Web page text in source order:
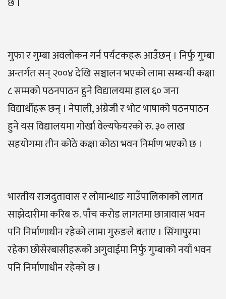
गुफा र गुम्बा अवलोकन गर्न पर्यटकहरू आउँछन् । निर्फु गुम्बा
अन्तर्गत सन् २००४ देखि सञ्चालन भएको लामा सम्बन्धी कक्षा
८ सम्मको पठनपाठन हुने विद्यालयमा हाल ६० जना
विद्यार्थीहरू छन् । नेपाली, अंग्रेजी र भोट भाषाको पठनपाठन
हुने यस विद्यालयमा गोर्खा वेल्यफेयरको रु. ३० लाख
सहयोगमा तीन कोठे कक्षा कोठा भवन निर्माण भएको छ ।
भारतीय राजदुतावास र लोमान्थाङ गाउँपालिकाको लागत
साझेदारीमा करिब रु. पाँच करोड लागतमा छात्रावास भवन
पनि निर्माणाधीन रहेको लामा गुरुङले बताए । सिंगापुरमा
रहेका छोसेरबासीहरूको अगुवाईमा निर्फु गुम्बाको नयाँ भवन
पनि निर्माणाधीन रहेको छ ।